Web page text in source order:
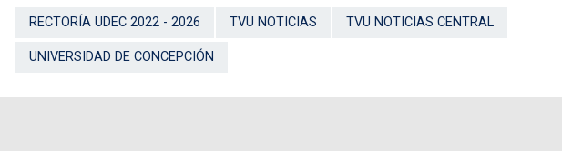
RECTORÍA UDEC 2022 - 2026 TVU NOTICIAS TVU NOTICIAS CENTRAL
UNIVERSIDAD DE CONCEPCIÓN